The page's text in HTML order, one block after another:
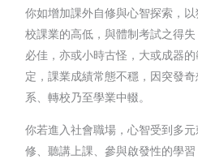
你如增加課外自修與心智探索，
校課業的高低，與體制考試之得
必佳，亦或小時古怪，大或成器
定，課業成績常態不穩，因突發
系、轉校乃至學業中輟。
你若進入社會職場，心智受到多
修、聽講上課、參與啟發性的學